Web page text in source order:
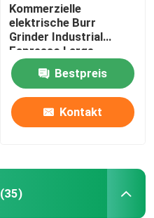
Kommerzielle
elektrische Burr
Grinder Industrial
Espresso Large-
Berufskaffeemühlen
Bestpreis
Kontakt
(35)